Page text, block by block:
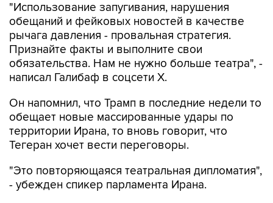
"Использование запугивания, нарушения
обещаний и фейковых новостей в качестве
рычага давления - провальная стратегия.
Признайте факты и выполните свои
обязательства. Нам не нужно больше театра", -
написал Галибаф в соцсети X.
Он напомнил, что Трамп в последние недели то
обещает новые массированные удары по
территории Ирана, то вновь говорит, что
Тегеран хочет вести переговоры.
"Это повторяющаяся театральная дипломатия",
- убежден спикер парламента Ирана.